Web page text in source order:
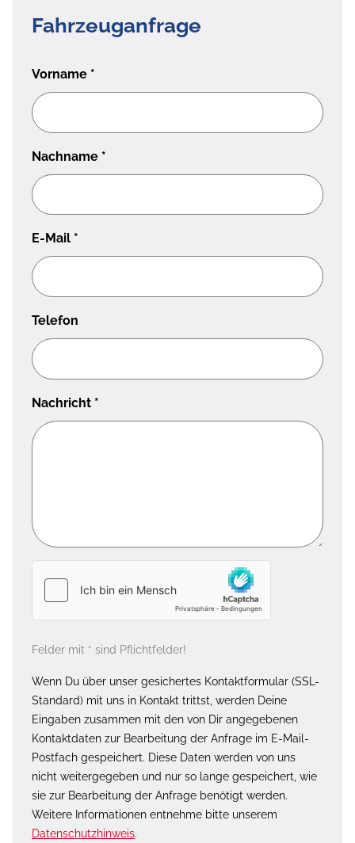
Fahrzeuganfrage
Vorname *
Nachname *
E-Mail *
Telefon
Nachricht *
Felder mit * sind Pflichtfelder!
Wenn Du über unser gesichertes Kontaktformular (SSL-
Standard) mit uns in Kontakt trittst, werden Deine
Eingaben zusammen mit den von Dir angegebenen
Kontaktdaten zur Bearbeitung der Anfrage im E-Mail-
Postfach gespeichert. Diese Daten werden von uns
nicht weitergegeben und nur so lange gespeichert, wie
sie zur Bearbeitung der Anfrage benötigt werden.
Weitere Informationen entnehme bitte unserem
Datenschutzhinweis.